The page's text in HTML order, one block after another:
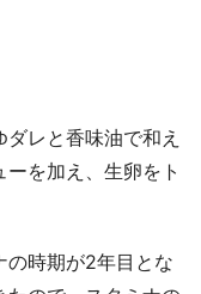
レと香味油で和え
を加え、生卵をト
時期が2年目とな